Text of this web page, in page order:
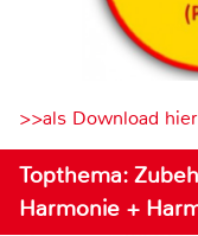
>>als Download hier
Topthema:
Harmonie +